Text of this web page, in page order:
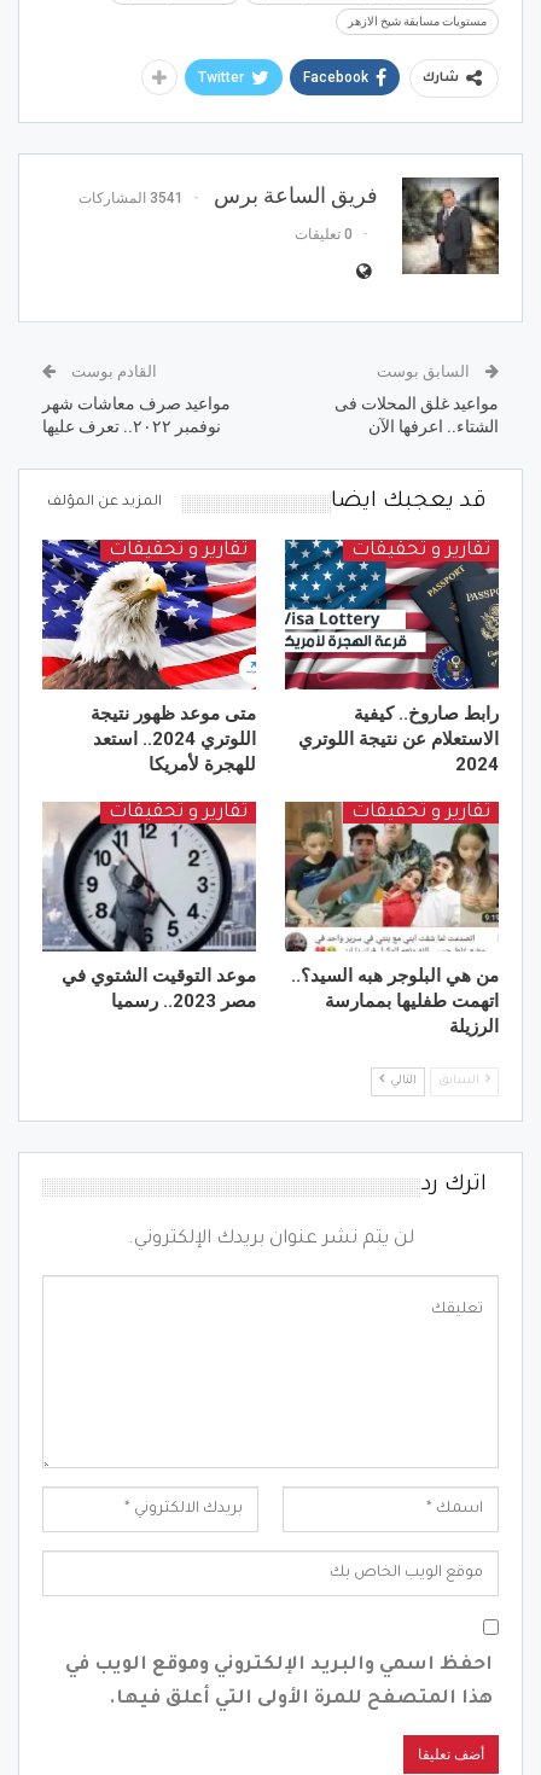
مستويات مسابقة شيخ الازهر
شارك Facebook
Twitter
فريق الساعة برس 3541 المشاركات
0 تعليقات
السابق بوست
مواعيد غلق المحلات فى
الشتاء.. اعرفها الآن
القادم بوست
مواعيد صرف معاشات شهر
نوفمبر ٢٠٢٢.. تعرف عليها
قد يعجبك ايضا المزيد عن المؤلف
تقارير و تحقيقات
رابط صاروخ.. كيفية
الاستعلام عن نتيجة اللوتري
2024
تقارير و تحقيقات
متى موعد ظهور نتيجة
اللوتري 2024.. استعد
للهجرة لأمريكا
تقارير و تحقيقات
من هي البلوجر هبه السيد؟..
اتهمت طفليها بممارسة
الرزيلة
تقارير و تحقيقات
موعد التوقيت الشتوي في
مصر 2023.. رسميا
السابق التالي
اترك رد
لن يتم نشر عنوان بريدك الإلكتروني.
احفظ اسمي والبريد الإلكتروني وموقع الويب في
هذا المتصفح للمرة الأولى التي أعلق فيها.